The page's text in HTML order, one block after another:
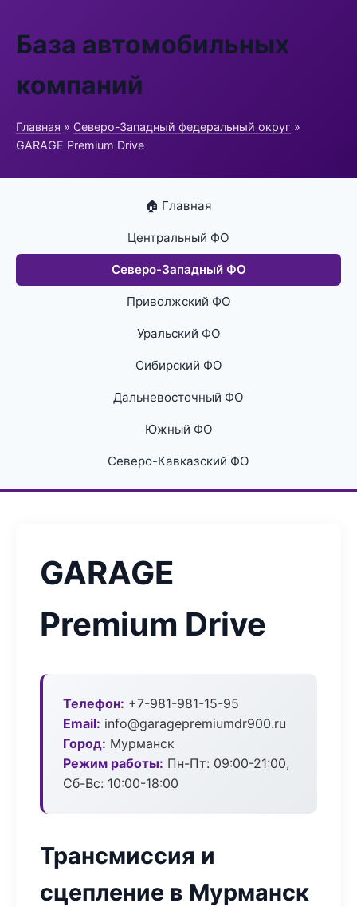
База автомобильных
компаний
Главная » Северо-Западный федеральный округ »
GARAGE Premium Drive
🏠 Главная
Центральный ФО
Северо-Западный ФО
Приволжский ФО
Уральский ФО
Сибирский ФО
Дальневосточный ФО
Южный ФО
Северо-Кавказский ФО
GARAGE
Premium Drive
Телефон: +7-981-981-15-95
Email: info@garagepremiumdr900.ru
Город: Мурманск
Режим работы: Пн-Пт: 09:00-21:00,
Сб-Вс: 10:00-18:00
Трансмиссия и
сцепление в Мурманск